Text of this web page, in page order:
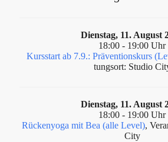
Dienstag, 11. August
18:00 - 19:00 Uhr
Kursstart ab 7.9.: Präventionskurs
tung­sort: Studio
Dienstag, 11. August
18:00 - 19:00 Uhr
Rückenyoga mit Bea (alle Level),
City